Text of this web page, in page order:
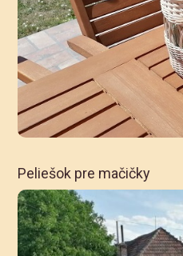
Peliešok pre mačičky